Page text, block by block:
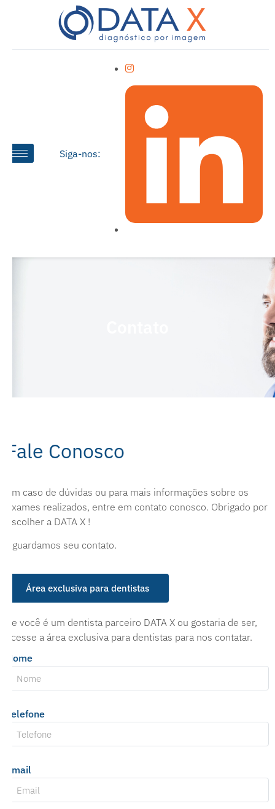
Siga-nos:
Fale Conosco
Em caso de dúvidas ou para mais informações sobre os
exames realizados, entre em contato conosco. Obrigado por
escolher a DATA X !
Aguardamos seu contato.
Área exclusiva para dentistas
Se você é um dentista parceiro DATA X ou gostaria de ser,
acesse a área exclusiva para dentistas para nos contatar.
Nome
Telefone
Email